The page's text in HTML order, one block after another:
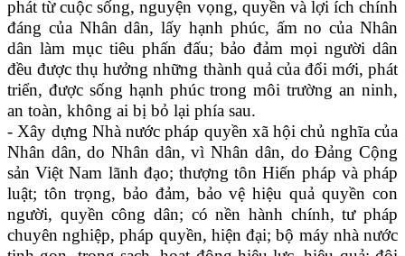
phát từ cuộc sống, nguyện vọng, quyền và lợi ích chính
đáng của Nhân dân, lấy hạnh phúc, ấm no của Nhân
dân làm mục tiêu phấn đấu; bảo đảm mọi người dân
đều được thụ hưởng những thành quả của đổi mới, phát
triển, được sống hạnh phúc trong môi trường an ninh,
an toàn, không ai bị bỏ lại phía sau.
- Xây dựng Nhà nước pháp quyền xã hội chủ nghĩa của
Nhân dân, do Nhân dân, vì Nhân dân, do Ðảng Cộng
sản Việt Nam lãnh đạo; thượng tôn Hiến pháp và pháp
luật; tôn trọng, bảo đảm, bảo vệ hiệu quả quyền con
người, quyền công dân; có nền hành chính, tư pháp
chuyên nghiệp, pháp quyền, hiện đại; bộ máy nhà nước